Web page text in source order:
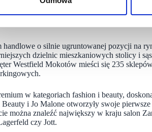
handlowe o silnie ugruntowanej pozycji na
dzielnic mieszkaniowych stolicy i
Westfield Mokotów mieści się 235
w kategoriach fashion i beauty,
i Jo Malone otworzyły swoje pierwsze
można znaleźć największy w kraju salon
czy Jott.